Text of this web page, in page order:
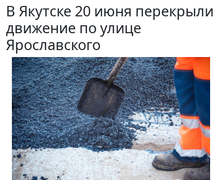
В Якутске 20 июня перекрыли
движение по улице
Ярославского